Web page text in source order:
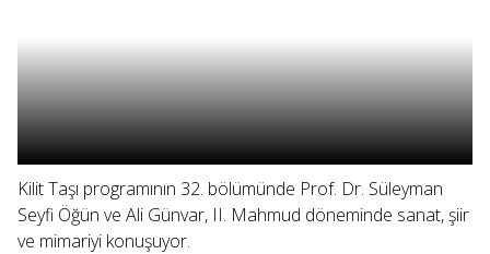
Kilit Taşı programının 32. bölümünde Prof. Dr. Süleyman
Seyfi Öğün ve Ali Günvar, II. Mahmud döneminde sanat, şiir
ve mimariyi konuşuyor.